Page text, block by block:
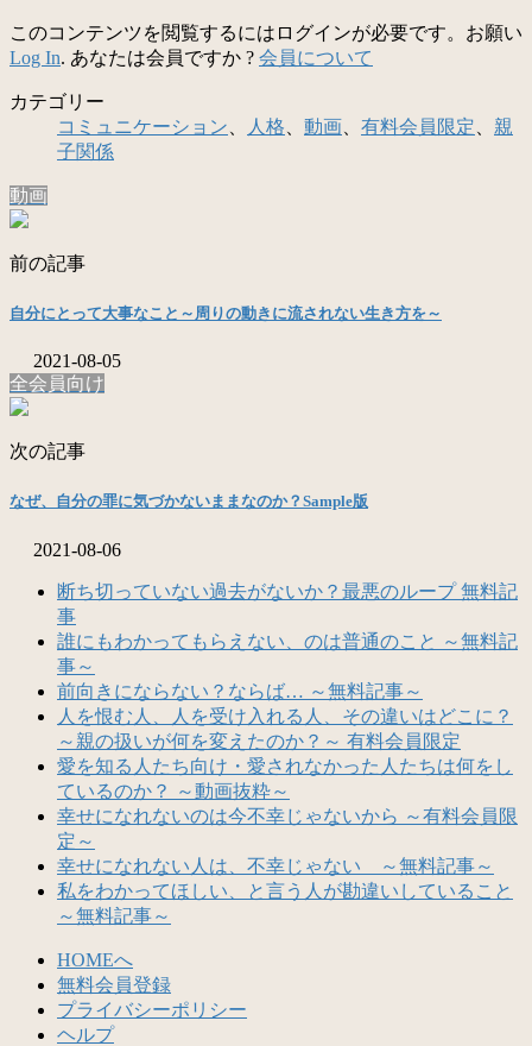
このコンテンツを閲覧するにはログインが必要です。お願い
Log In. あなたは会員ですか ? 会員について
カテゴリー
コミュニケーション
人格 動画 有料会員限定
親
子関係
動画
前の記事
自分にとって大事なこと～周りの動きに流されない生き方を～
2021-08-05
全会員向け
次の記事
なぜ、自分の罪に気づかないままなのか？Sample版
2021-08-06
断ち切っていない過去がないか？最悪のループ 無料記
事
誰にもわかってもらえない、のは普通のこと ～無料記
事～
前向きにならない？ならば… ～無料記事～
人を恨む人、人を受け入れる人、その違いはどこに？
～親の扱いが何を変えたのか？～ 有料会員限定
愛を知る人たち向け・愛されなかった人たちは何をし
ているのか？ ～動画抜粋～
幸せになれないのは今不幸じゃないから ～有料会員限
定～
幸せになれない人は、不幸じゃない ～無料記事～
私をわかってほしい、と言う人が勘違いしていること
～無料記事～
HOMEへ
無料会員登録
プライバシーポリシー
ヘルプ